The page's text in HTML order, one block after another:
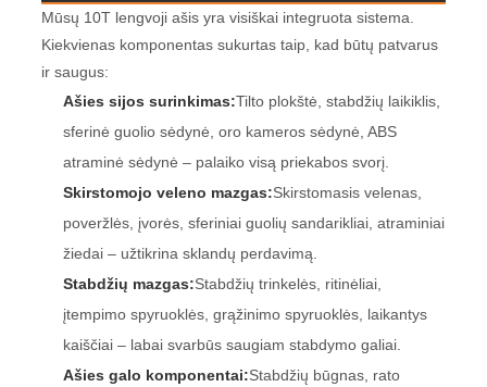
Mūsų 10T lengvoji ašis yra visiškai integruota sistema.
Kiekvienas komponentas sukurtas taip, kad būtų patvarus
ir saugus:
Ašies sijos surinkimas:Tilto plokštė, stabdžių laikiklis,
sferinė guolio sėdynė, oro kameros sėdynė, ABS
atraminė sėdynė – palaiko visą priekabos svorį.
Skirstomojo veleno mazgas:Skirstomasis velenas,
poveržlės, įvorės, sferiniai guolių sandarikliai, atraminiai
žiedai – užtikrina sklandų perdavimą.
Stabdžių mazgas:Stabdžių trinkelės, ritinėliai,
įtempimo spyruoklės, grąžinimo spyruoklės, laikantys
kaiščiai – labai svarbūs saugiam stabdymo galiai.
Ašies galo komponentai:Stabdžių būgnas, rato